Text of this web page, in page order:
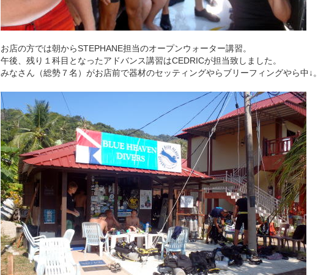
お店の方では朝からSTEPHANE担当のオープンウォーター講習。
午後、残り１科目となったアドバンス講習はCEDRICが担当致しました。
みなさん（総勢７名）がお店前で器材のセッティングやらブリーフィングやら中↓。